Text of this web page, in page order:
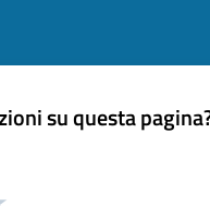
su questa